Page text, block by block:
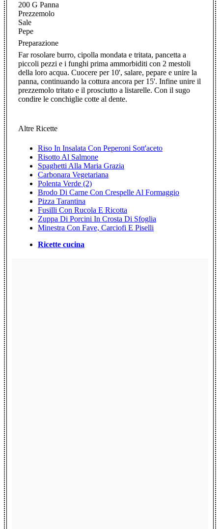
200 G Panna
Prezzemolo
Sale
Pepe
Preparazione
Far rosolare burro, cipolla mondata e tritata, pancetta a
piccoli pezzi e i funghi prima ammorbiditi con 2 mestoli
della loro acqua. Cuocere per 10', salare, pepare e unire la
panna, continuando la cottura ancora per 15'. Infine unire il
prezzemolo tritato e il prosciutto a listarelle. Con il sugo
condire le conchiglie cotte al dente.
Altre Ricette
Riso In Insalata Con Peperoni Sott'aceto
Risotto Al Salmone
Spaghetti Alla Maria Grazia
Carbonara Vegetariana
Polenta Verde (2)
Brodo Di Carne Con Crespelle Al Formaggio
Pizza Tarantina
Fusilli Con Rucola E Ricotta
Zuppa Di Porcini In Crosta Di Sfoglia
Minestra Con Fave, Carciofi E Piselli
Ricette cucina